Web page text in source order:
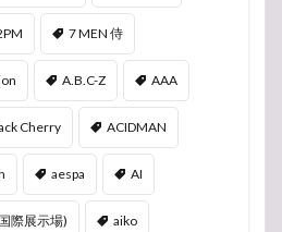
7 MEN 侍
A.B.C-Z AAA
Cherry ACIDMAN
aespa AI
際展示場) aiko